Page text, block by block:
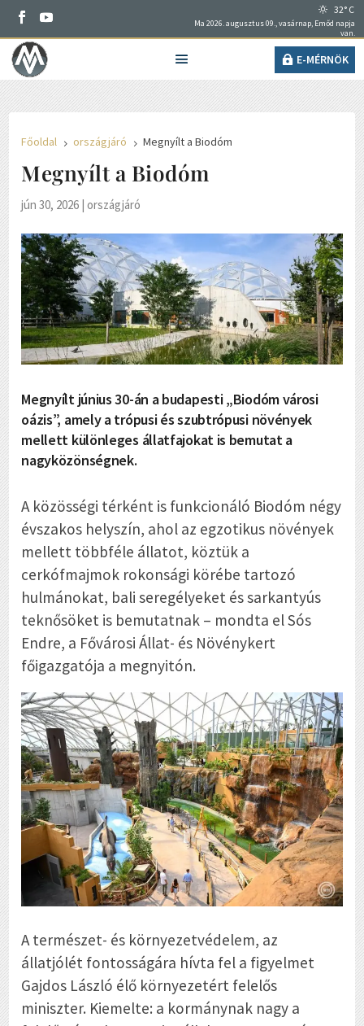
32° C
Ma 2026. augusztus 09., vasárnap, Emőd napja
van.
E-MÉRNÖK
Főoldal 5 országjáró 5 Megnyílt a Biodóm
Megnyílt a Biodóm
jún 30, 2026 |országjáró
Megnyílt június 30-án a budapesti „Biodóm városi
oázis”, amely a trópusi és szubtrópusi növények
mellett különleges állatfajokat is bemutat a
nagyközönségnek.
A közösségi térként is funkcionáló Biodóm négy
évszakos helyszín, ahol az egzotikus növények
mellett többféle állatot, köztük a
cerkófmajmok rokonsági körébe tartozó
hulmánokat, bali seregélyeket és sarkantyús
teknősöket is bemutatnak – mondta el Sós
Endre, a Fővárosi Állat- és Növénykert
főigazgatója a megnyitón.
A természet- és környezetvédelem, az
állatjólét fontosságára hívta fel a figyelmet
Gajdos László élő környezetért felelős
miniszter. Kiemelte: a kormánynak nagy a